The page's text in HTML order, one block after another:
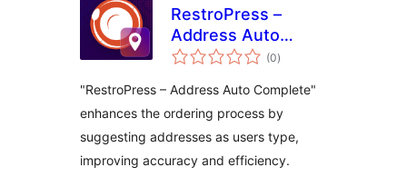
RestroPress –
Address Auto
Complete
(0個
の
価
)
"RestroPress – Address Auto Complete"
enhances the ordering process by
suggesting addresses as users type,
improving accuracy and efficiency.